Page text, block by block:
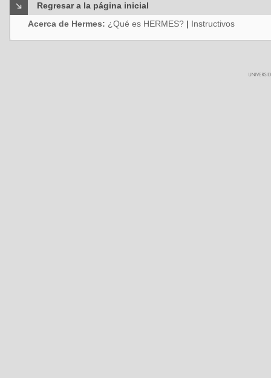
Regresar a la página inicial
Acerca de Hermes: ¿Qué es HERMES? | Instructivos